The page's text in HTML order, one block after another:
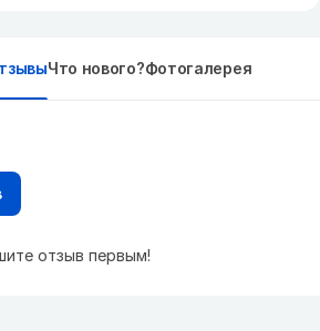
Что нового?Фотогалерея
отзыв первым!